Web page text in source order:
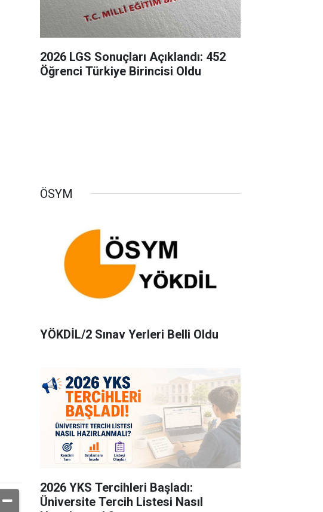
2026 LGS Sonuçları Açıklandı: 452
Öğrenci Türkiye Birincisi Oldu
ÖSYM
YÖKDİL/2 Sınav Yerleri Belli Oldu
2026 YKS Tercihleri Başladı:
Üniversite Tercih Listesi Nasıl